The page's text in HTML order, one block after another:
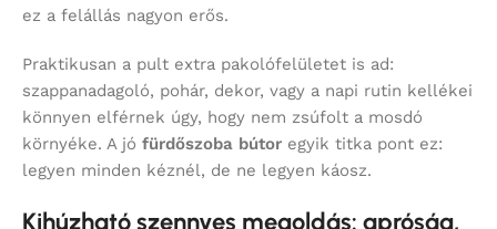
ez a felállás nagyon erős.
Praktikusan a pult extra pakolófelületet is ad:
szappanadagoló, pohár, dekor, vagy a napi rutin kellékei
könnyen elférnek úgy, hogy nem zsúfolt a mosdó
környéke. A jó fürdőszoba bútor egyik titka pont ez:
legyen minden kéznél, de ne legyen káosz.
Kihúzható szennyes megoldás: apróság,